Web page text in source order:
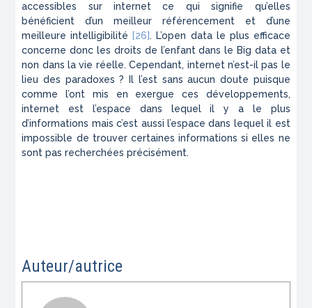
accessibles sur internet ce qui signifie qu’elles
bénéficient d’un meilleur référencement et d’une
meilleure intelligibilité [26]. L’open data le plus efficace
concerne donc les droits de l’enfant dans le Big data et
non dans la vie réelle. Cependant, internet n’est-il pas le
lieu des paradoxes ? Il l’est sans aucun doute puisque
comme l’ont mis en exergue ces développements,
internet est l’espace dans lequel il y a le plus
d’informations mais c’est aussi l’espace dans lequel il est
impossible de trouver certaines informations si elles ne
sont pas recherchées précisément.
Auteur/autrice